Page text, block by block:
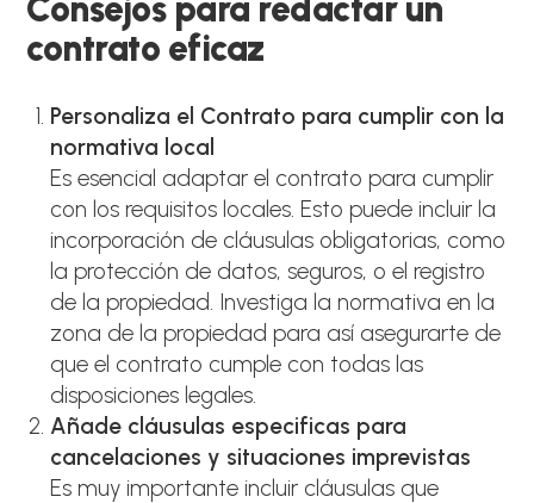
contrato eficaz
Personaliza el Contrato para cumplir con la
normativa local
Es esencial adaptar el contrato para cumplir
con los requisitos locales. Esto puede incluir la
incorporación de cláusulas obligatorias, como
la protección de datos, seguros, o el registro
de la propiedad. Investiga la normativa en la
zona de la propiedad para así asegurarte de
que el contrato cumple con todas las
disposiciones legales.
Añade cláusulas especificas para
cancelaciones y situaciones imprevistas
Es muy importante incluir cláusulas que